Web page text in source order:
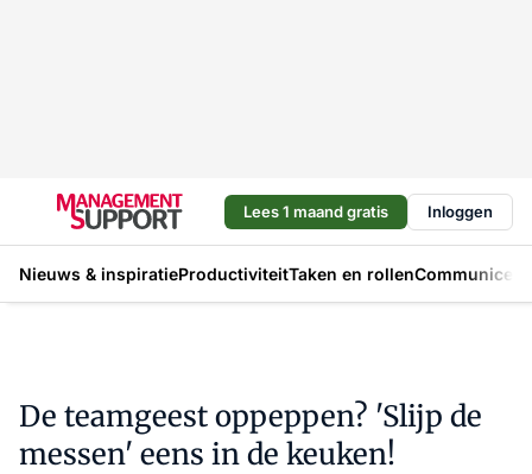
Lees 1 maand gratis Inloggen
Nieuws & inspiratieProductiviteitTaken en rollen
De teamgeest oppeppen? 'Slijp de
messen' eens in de keuken!